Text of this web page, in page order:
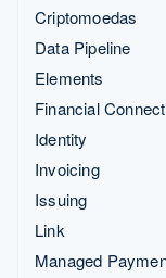
Criptomoedas
Data Pipeline
Elements
Financial
Identity
Invoicing
Issuing
Link
Managed